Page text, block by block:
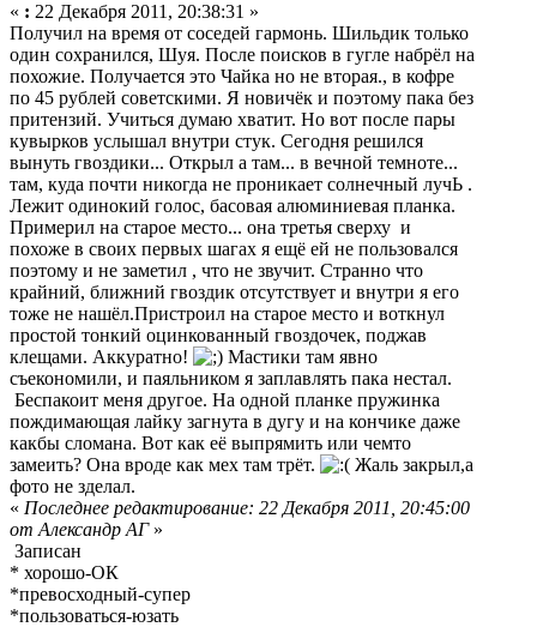
« : 22 Декабря 2011, 20:38:31 »
Получил на время от соседей гармонь. Шильдик только
один сохранился, Шуя. После поисков в гугле набрёл на
похожие. Получается это Чайка но не вторая., в кофре
по 45 рублей советскими. Я новичёк и поэтому пака без
притензий. Учиться думаю хватит. Но вот после пары
кувырков услышал внутри стук. Сегодня решился
вынуть гвоздики... Открыл а там... в вечной темноте...
там, куда почти никогда не проникает солнечный лучЬ .
Лежит одинокий голос, басовая алюминиевая планка.
Примерил на старое место... она третья сверху и
похоже в своих первых шагах я ещё ей не пользовался
поэтому и не заметил , что не звучит. Странно что
крайний, ближний гвоздик отсутствует и внутри я его
тоже не нашёл.Пристроил на старое место и воткнул
простой тонкий оцинкованный гвоздочек, поджав
клещами. Аккуратно!
Мастики там явно
съекономили, и паяльником я заплавлять пака нестал.
Беспакоит меня другое. На одной планке пружинка
пождимающая лайку загнута в дугу и на кончике даже
какбы сломана. Вот как её выпрямить или чемто
замеить? Она вроде как мех там трёт.
Жаль закрыл,а
фото не зделал.
« Последнее редактирование: 22 Декабря 2011, 20:45:00
от Александр АГ»
Записан
* хорошо-ОК
*превосходный-супер
*пользоваться-юзать